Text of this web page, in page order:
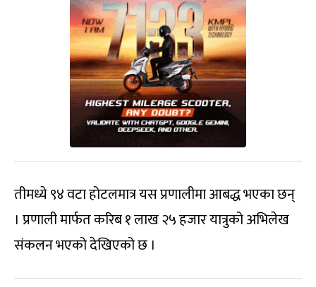
तीमध्ये ९४ वटा होटलमात्र यस प्रणालीमा आबद्ध भएका छन्
। प्रणाली मार्फत करिब १ लाख २५ हजार यात्रुको अभिलेख
संकलन भएको देखिएको छ ।